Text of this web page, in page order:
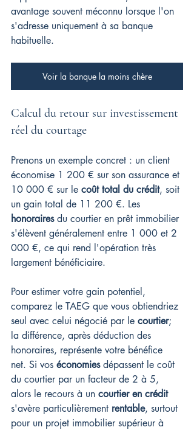
avantage souvent méconnu lorsque l'on
s'adresse uniquement à sa banque
habituelle.
Voir la banque la moins chère
Calcul du retour sur investissement
réel du courtage
Prenons un exemple concret : un client
économise 1 200 € sur son assurance et
10 000 € sur le coût total du crédit, soit
un gain total de 11 200 €. Les
honoraires du courtier en prêt immobilier
s'élèvent généralement entre 1 000 et 2
000 €, ce qui rend l'opération très
largement bénéficiaire.
Pour estimer votre gain potentiel,
comparez le TAEG que vous obtiendriez
seul avec celui négocié par le courtier;
la différence, après déduction des
honoraires, représente votre bénéfice
net. Si vos économies dépassent le coût
du courtier par un facteur de 2 à 5,
alors le recours à un courtier en crédit
s'avère particulièrement rentable, surtout
pour un projet immobilier supérieur à